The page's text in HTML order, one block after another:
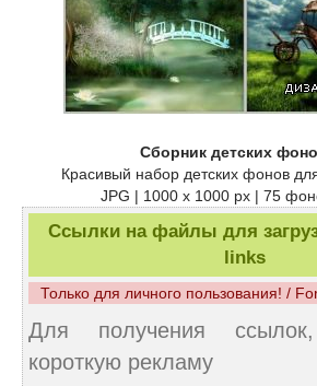
Сборник детских
Красивый набор детских фонов
JPG | 1000 x 1000 px | 75
Ссылки на файлы для
links
Только для личного пользования! /
Для получения
короткую рекламу